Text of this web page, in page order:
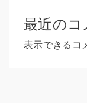
最近のコ
表示できるコ